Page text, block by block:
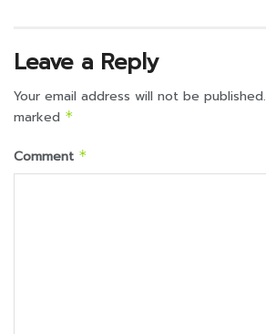
Leave a Reply
Your email address will not be published.
marked *
Comment *